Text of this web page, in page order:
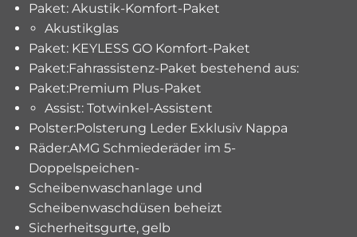
Paket: Akustik-Komfort-Paket
Akustikglas
Paket: KEYLESS GO Komfort-Paket
Paket:Fahrassistenz-Paket bestehend aus:
Paket:Premium Plus-Paket
Assist: Totwinkel-Assistent
Polster:Polsterung Leder Exklusiv Nappa
Räder:AMG Schmiederäder im 5-
Doppelspeichen-
Scheibenwaschanlage und
Scheibenwaschdüsen beheizt
Sicherheitsgurte, gelb